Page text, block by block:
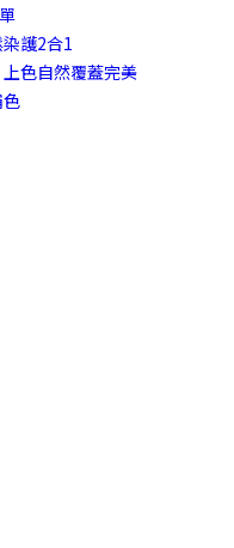
護2合1
色自然覆蓋完美